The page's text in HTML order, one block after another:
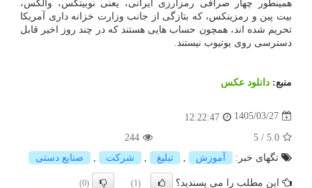
همینطور چهار صرافی رمزارزی ایرانی، یعنی نوبیتکس، والکس،
بیت پین و رمزینکس، که بتازگی از جانب وزارت خزانه داری آمریکا
تحریم شده اند، همچون حساب هایی هستند که در چند روز اخیر قابل
دسترسی روی یوتیوب نیستند.
منبع: دانلود عكس
1405/03/27
12:22:47
5.0
/
5
244
تگهای خبر:
آموزش تبلیغ شركت صنایع دستی
این مطلب را می پسندید؟ (1)
(0)